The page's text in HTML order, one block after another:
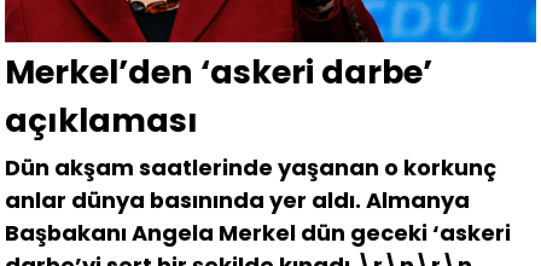
Merkel’den ‘askeri darbe’
açıklaması
Dün akşam saatlerinde yaşanan o korkunç
anlar dünya basınında yer aldı. Almanya
Başbakanı Angela Merkel dün geceki ‘askeri